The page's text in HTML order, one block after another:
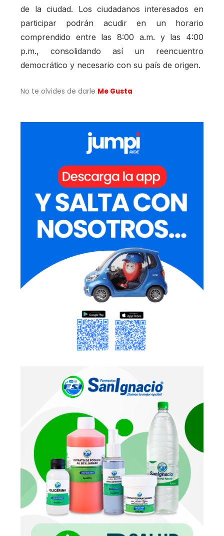
de la ciudad. Los ciudadanos interesados en
participar podrán acudir en un horario
comprendido entre las 8:00 a.m. y las 4:00
p.m., consolidando así un reencuentro
democrático y necesario con su país de origen.
No te olvides de darle Me Gusta